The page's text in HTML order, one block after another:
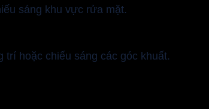
sáng khu vực rửa mặt.
hoặc chiếu sáng các góc khuất.